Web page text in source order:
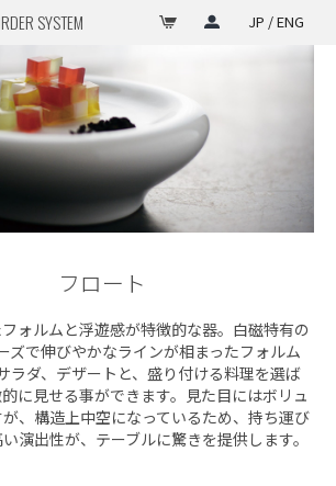
SYSTEM JP / ENG
フロート
ォルムと浮遊感が特徴的な器。白磁特有の
ズで伸びやかなラインが相まったフォルム
ラダ、デザートと、盛り付ける料理を選ば
に見せる事ができます。見た目にはボリュ
、構造上中空になっているため、持ち運び
演出性が、テーブルに驚きを提供します。